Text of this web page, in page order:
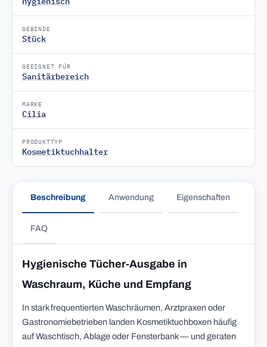
GEBINDE
Stück
GEEIGNET FÜR
Sanitärbereich
MARKE
Cilia
PRODUKTTYP
Kosmetiktuchhalter
Beschreibung Anwendung Eigenschaften
FAQ
Hygienische Tücher-Ausgabe in
Waschraum, Küche und Empfang
In stark frequentierten Waschräumen, Arztpraxen oder
Gastronomiebetrieben landen Kosmetiktuchboxen häufig
auf Waschtisch, Ablage oder Fensterbank — und geraten